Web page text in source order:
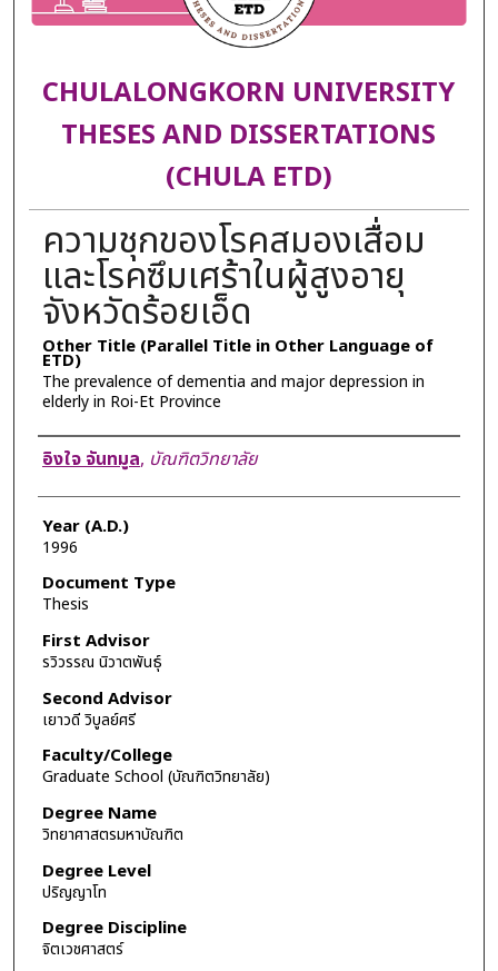
CHULALONGKORN UNIVERSITY
THESES AND DISSERTATIONS
(CHULA ETD)
ความชุกของโรคสมองเสื่อม
และโรคซึมเศร้าในผู้สูงอายุ
จังหวัดร้อยเอ็ด
Other Title (Parallel Title in Other Language of
ETD)
The prevalence of dementia and major depression in
elderly in Roi-Et Province
Author
อิงใจ จันทมูล, บัณฑิตวิทยาลัย
Year (A.D.)
1996
Document Type
Thesis
First Advisor
รวิวรรณ นิวาตพันธุ์
Second Advisor
เยาวดี วิบูลย์ศรี
Faculty/College
Graduate School (บัณฑิตวิทยาลัย)
Degree Name
วิทยาศาสตรมหาบัณฑิต
Degree Level
ปริญญาโท
Degree Discipline
จิตเวชศาสตร์